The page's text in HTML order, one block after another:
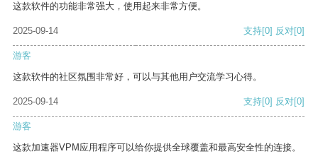
这款软件的功能非常强大，使用起来非常方便。
2025-09-14 支持[0] 反对[0]
游客
这款软件的社区氛围非常好，可以与其他用户交流学习心得。
2025-09-14 支持[0] 反对[0]
游客
这款加速器VPM应用程序可以给你提供全球覆盖和最高安全性的连接。